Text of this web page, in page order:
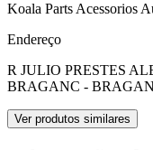
Koala Parts Acessorios
Endereço
R JULIO PRESTES
BRAGANC -
Ver produtos similares